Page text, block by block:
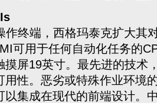
终端，西格玛泰克扩大其
可用于任何自动化任务的
摸屏19英寸。最先进的技术
用性。恶劣或特殊作业环境
以集成在现代的前端设计。